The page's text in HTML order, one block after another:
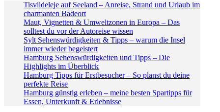
Tisvildeleje auf Seeland – Anreise, Strand und Urlaub im
charmanten Badeort
Maut, Vignetten & Umweltzonen in Europa – Das
solltest du vor der Autoreise wissen
Sylt Sehenswürdigkeiten & Tipps – warum die Insel
immer wieder begeistert
Hamburg Sehenswürdigkeiten und Tipps – Die
Highlights im Überblick
Hamburg Tipps für Erstbesucher – So planst du deine
perfekte Reise
Hamburg günstig erleben – meine besten Spartipps für
Essen, Unterkunft & Erlebnisse